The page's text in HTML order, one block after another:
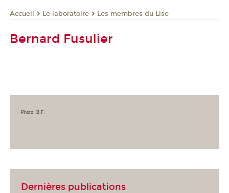
Accueil Le laboratoire Les membres du Lise
Bernard Fusulier
Photo: B.F.
Dernières publications